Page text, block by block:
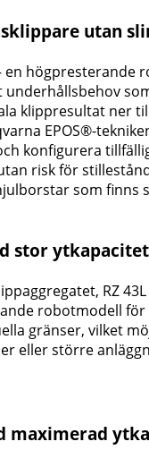
utan
klippresultat ner
EPOS®-
konfigurera
risk för
som
stor
RZ
robotmodell
gränser, vilket
eller större
maximerad